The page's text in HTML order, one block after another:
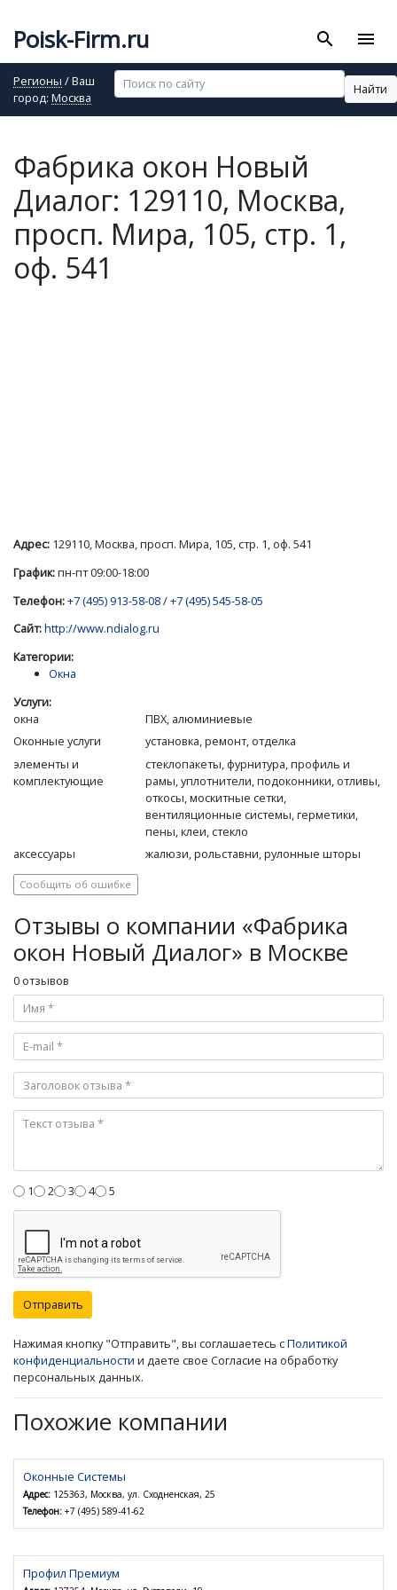
Poisk-Firm.ru search menu
Регионы / Ваш
город: Москва
Найти
Фабрика окон Новый
Диалог: 129110, Москва,
просп. Мира, 105, стр. 1,
оф. 541
Адрес: 129110, Москва, просп. Мира, 105, стр. 1, оф. 541
График:пн-пт 09:00-18:00
Телефон:+7 (495) 913-58-08/+7 (495) 545-58-05
Сайт:http://www.ndialog.ru
Категории:
Окна
Услуги:
окна
ПВХ, алюминиевые
Оконные услуги
установка, ремонт, отделка
элементы и
комплектующие
стеклопакеты, фурнитура, профиль и
рамы, уплотнители, подоконники, отливы,
откосы, москитные сетки,
вентиляционные системы, герметики,
пены, клеи, стекло
аксессуары
жалюзи, рольставни, рулонные шторы
Сообщить об ошибке
Отзывы о компании «Фабрика
окон Новый Диалог» в Москве
0 отзывов
1 2 3 4 5
Отправить
Нажимая кнопку "Отправить", вы соглашаетесь сПолитикой
конфиденциальности и даете свое Согласие на обработку
персональных данных.
Похожие компании
Оконные Системы
Адрес: 125363, Москва, ул. Сходненская, 25
Телефон: +7 (495) 589-41-62
Профил Премиум